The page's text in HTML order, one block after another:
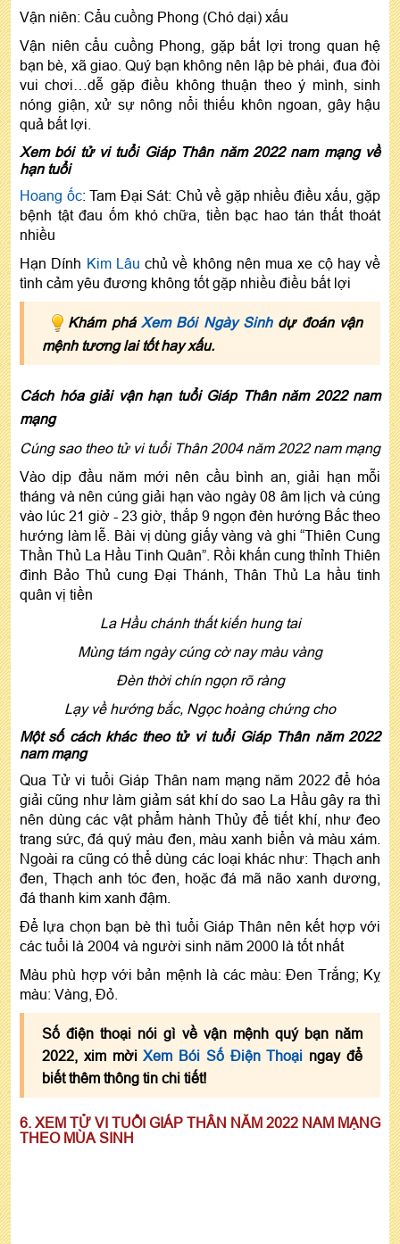
Vận niên: Cẩu cuồng Phong (Chó dại) xấu
Vận niên cẩu cuồng Phong, gặp bất lợi trong quan hệ
bạn bè, xã giao. Quý bạn không nên lập bè phái, đua đòi
vui chơi…dễ gặp điều không thuận theo ý mình, sinh
nóng giận, xử sự nông nổi thiếu khôn ngoan, gây hậu
quả bất lợi.
Xem bói tử vi tuổi Giáp Thân năm 2022 nam mạng về
hạn tuổi
Hoang ốc: Tam Đại Sát: Chủ về gặp nhiều điều xấu, gặp
bệnh tật đau ốm khó chữa, tiền bạc hao tán thất thoát
nhiều
Hạn Dính Kim Lâu chủ về không nên mua xe cộ hay về
tình cảm yêu đương không tốt gặp nhiều điều bất lợi
Khám phá Xem Bói Ngày Sinhdự đoán vận
mệnh tương lai tốt hay xấu.
Cách hóa giải vận hạn tuổi Giáp Thân năm 2022 nam
mạng
Cúng sao theo tử vi tuổi Thân 2004 năm 2022 nam mạng
Vào dịp đầu năm mới nên cầu bình an, giải hạn mỗi
tháng và nên cúng giải hạn vào ngày 08 âm lịch và cúng
vào lúc 21 giờ - 23 giờ, thắp 9 ngọn đèn hướng Bắc theo
hướng làm lễ. Bài vị dùng giấy vàng và ghi “Thiên Cung
Thần Thủ La Hầu Tinh Quân”. Rồi khấn cung thỉnh Thiên
đình Bảo Thủ cung Đại Thánh, Thân Thủ La hầu tinh
quân vị tiền
La Hầu chánh thất kiến hung tai
Mùng tám ngày cúng cờ nay màu vàng
Đèn thời chín ngọn rõ ràng
Lạy về hướng bắc, Ngọc hoàng chứng cho
Một số cách khác theo tử vi tuổi Giáp Thân năm 2022
nam mạng
Qua Tử vi tuổi Giáp Thân nam mạng năm 2022 để hóa
giải cũng như làm giảm sát khí do sao La Hầu gây ra thì
nên dùng các vật phẩm hành Thủy để tiết khí, như đeo
trang sức, đá quý màu đen, màu xanh biển và màu xám.
Ngoài ra cũng có thể dùng các loại khác như: Thạch anh
đen, Thạch anh tóc đen, hoặc đá mã não xanh dương,
đá thanh kim xanh đậm.
Để lựa chọn bạn bè thì tuổi Giáp Thân nên kết hợp với
các tuổi là 2004 và người sinh năm 2000 là tốt nhất
Màu phù hợp với bản mệnh là các màu: Đen Trắng; Kỵ
màu: Vàng, Đỏ.
Số điện thoại nói gì về vận mệnh quý bạn năm
2022, xim mờiXem Bói Số Điện Thoại ngay để
biết thêm thông tin chi tiết!
6. XEM TỬ VI TUỔI GIÁP THÂN NĂM 2022 NAM MẠNG
THEO MÙA SINH